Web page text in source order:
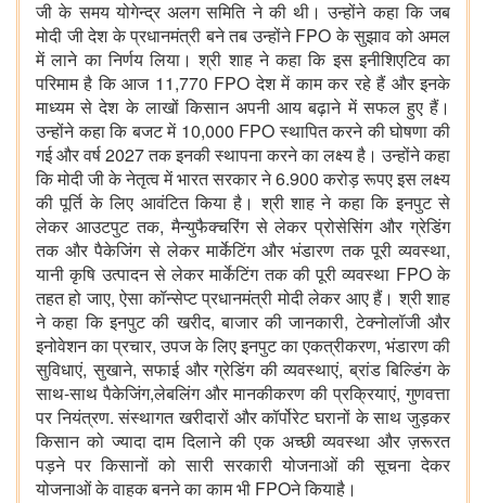
जी के समय योगेन्द्र अलग समिति ने की थी। उन्होंने कहा कि जब
मोदी जी देश के प्रधानमंत्री बने तब उन्होंने FPO के सुझाव को अमल
में लाने का निर्णय लिया। श्री शाह ने कहा कि इस इनीशिएटिव का
परिमाम है कि आज 11,770 FPO देश में काम कर रहे हैं और इनके
माध्यम से देश के लाखों किसान अपनी आय बढ़ाने में सफल हुए हैं।
उन्होंने कहा कि बजट में 10,000 FPO स्थापित करने की घोषणा की
गई और वर्ष 2027 तक इनकी स्थापना करने का लक्ष्य है। उन्होंने कहा
कि मोदी जी के नेतृत्व में भारत सरकार ने 6.900 करोड़ रूपए इस लक्ष्य
की पूर्ति के लिए आवंटित किया है। श्री शाह ने कहा कि इनपुट से
लेकर आउटपुट तक, मैन्युफैक्चरिंग से लेकर प्रोसेसिंग और ग्रेडिंग
तक और पैकेजिंग से लेकर मार्केटिंग और भंडारण तक पूरी व्यवस्था,
यानी कृषि उत्पादन से लेकर मार्केटिंग तक की पूरी व्यवस्था FPO के
तहत हो जाए, ऐसा कॉन्सेप्ट प्रधानमंत्री मोदी लेकर आए हैं। श्री शाह
ने कहा कि इनपुट की खरीद, बाजार की जानकारी, टेक्नोलॉजी और
इनोवेशन का प्रचार, उपज के लिए इनपुट का एकत्रीकरण, भंडारण की
सुविधाएं, सुखाने, सफाई और ग्रेडिंग की व्यवस्थाएं, ब्रांड बिल्डिंग के
साथ-साथ पैकेजिंग,लेबलिंग और मानकीकरण की प्रक्रियाएं, गुणवत्ता
पर नियंत्रण. संस्थागत खरीदारों और कॉर्पोरेट घरानों के साथ जुड़कर
किसान को ज्यादा दाम दिलाने की एक अच्‍छी व्यवस्था और ज़रूरत
पड़ने पर किसानों को सारी सरकारी योजनाओं की सूचना देकर
योजनाओं के वाहक बनने का काम भी FPOने कियाहै।